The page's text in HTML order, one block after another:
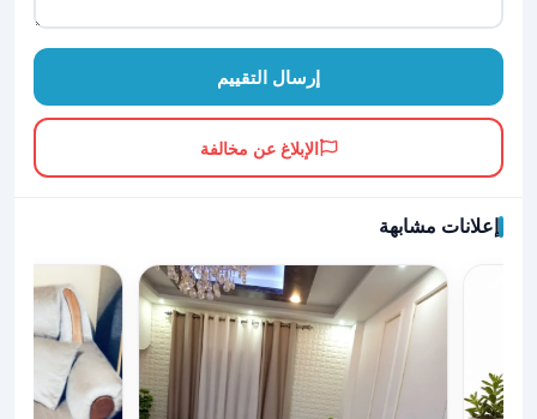
إرسال التقييم
الإبلاغ عن مخالفة
إعلانات مشابهة